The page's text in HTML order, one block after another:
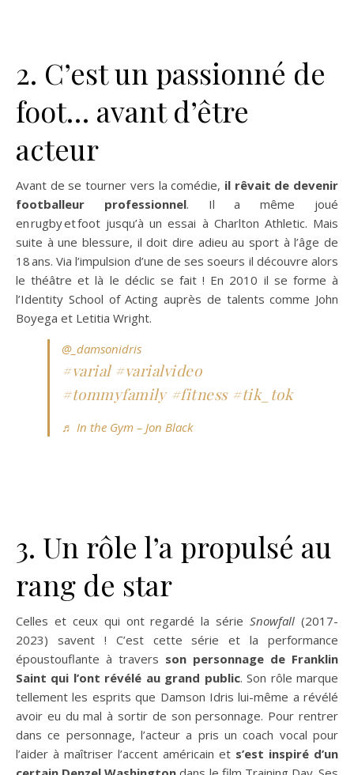
2. C’est un passionné de
foot… avant d’être
acteur
Avant de se tourner vers la comédie, il rêvait de devenir
footballeur professionnel. Il a même joué
en rugby et foot jusqu’à un essai à Charlton Athletic. Mais
suite à une blessure, il doit dire adieu au sport à l’âge de
18 ans. Via l’impulsion d’une de ses soeurs il découvre alors
le théâtre et là le déclic se fait ! En 2010 il se forme à
l’Identity School of Acting auprès de talents comme John
Boyega et Letitia Wright.
@_damsonidris
#varial #varialvideo
#tommyfamily #fitness #tik_tok
♬ In the Gym – Jon Black
3. Un rôle l’a propulsé au
rang de star
Celles et ceux qui ont regardé la sérieSnowfall (2017-
2023) savent ! C’est cette série et la performance
époustouflante à travers son personnage de Franklin
Saint qui l’ont révélé au grand public. Son rôle marque
tellement les esprits que Damson Idris lui-même a révélé
avoir eu du mal à sortir de son personnage. Pour rentrer
dans ce personnage, l’acteur a pris un coach vocal pour
l’aider à maîtriser l’accent américain et s’est inspiré d’un